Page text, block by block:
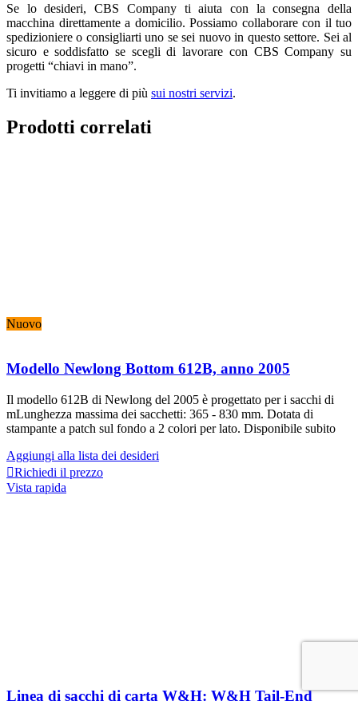
Se lo desideri, CBS Company ti aiuta con la consegna della
macchina direttamente a domicilio. Possiamo collaborare con il tuo
spedizioniere o consigliarti uno se sei nuovo in questo settore. Sei al
sicuro e soddisfatto se scegli di lavorare con CBS Company su
progetti “chiavi in mano”.
Ti invitiamo a leggere di più sui nostri servizi.
Prodotti correlati
Nuovo
Modello Newlong Bottom 612B, anno 2005
Il modello 612B di Newlong del 2005 è progettato per i sacchi di
mLunghezza massima dei sacchetti: 365 - 830 mm. Dotata di
stampante a patch sul fondo a 2 colori per lato. Disponibile subito
Aggiungi alla lista dei desideri
Richiedi il prezzo
Vista rapida
Linea di sacchi di carta W&H: W&H Tail-End